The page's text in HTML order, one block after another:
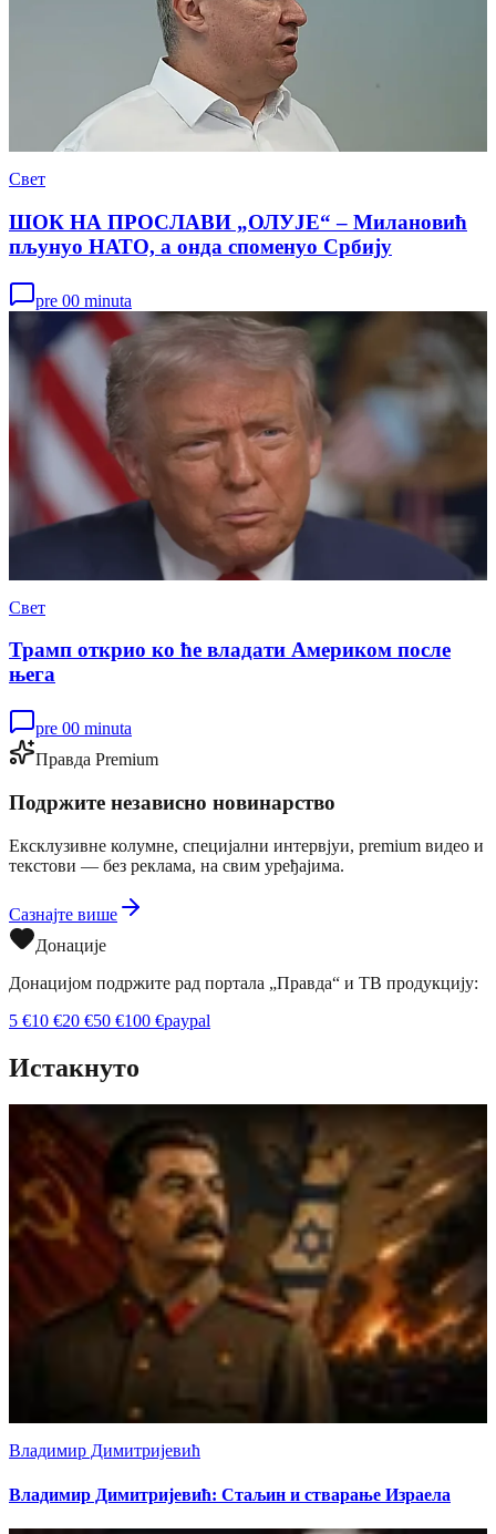
Свет
ШОК НА ПРОСЛАВИ „ОЛУЈЕ“ – Милановић
пљунуо НАТО, а онда споменуо Србију
pre 00 minuta
Свет
Трамп открио ко ће владати Америком после
њега
pre 00 minuta
Правда Premium
Подржите независно новинарство
Ексклузивне колумне, специјални интервјуи, premium видео и
текстови — без реклама, на свим уређајима.
Сазнајте више
Донације
Донацијом подржите рад портала „Правда“ и ТВ продукцију:
5 €10 €20 €50 €100 €paypal
Истакнуто
Владимир Димитријевић
Владимир Димитријевић: Стаљин и стварање Израела